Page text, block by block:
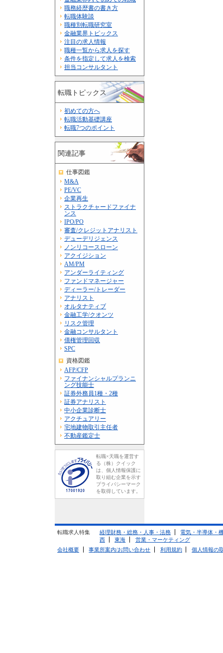
職務経歴書の書き方
転職体験談
職種別転職研究室
金融業界トピックス
注目の求人情報
職種一覧から求人を探す
条件を指定して求人を検索
担当コンサルタント
転職トピックス
初めての方へ
転職活動基礎講座
転職7つのポイント
関連記事
仕事図鑑
M&A
PE/VC
企業再生
ストラクチャードファイナ
ンス
IPO/PO
審査/クレジットアナリスト
デューデリジェンス
ノンリコースローン
アクイジション
AM/PM
アンダーライティング
ファンドマネージャー
ディーラー/トレーダー
アナリスト
オルタナティブ
金融工学/クオンツ
リスク管理
金融コンサルタント
債権管理回収
SPC
資格図鑑
AFP/CFP
ファイナンシャルプランニ
ング技能士
証券外務員1種・2種
証券アナリスト
中小企業診断士
アクチュアリー
宅地建物取引主任者
不動産鑑定士
転職×天職を運営す
る（株）クイック
は、個人情報保護に
取り組む企業を示す
プライバシーマーク
を取得しています。
転職求人特集 経理財務・総務・人事・法務
電気・半導体・
西
東海
営業・マーケティング
会社概要
事業所案内/お問い合わせ 利用規約 個人情報の